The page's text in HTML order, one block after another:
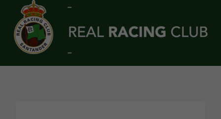
Skip to main content